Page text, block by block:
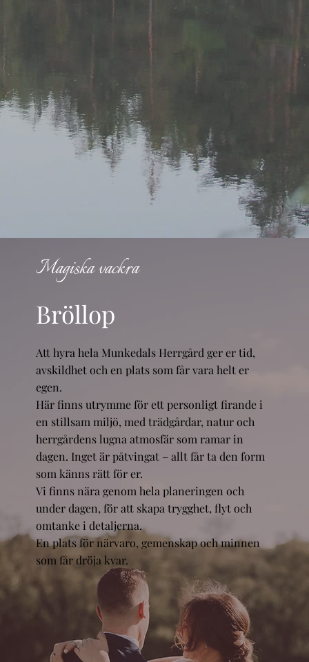
Magiska vackra
Bröllop
Att hyra hela Munkedals Herrgård ger er tid,
avskildhet och en plats som får vara helt er
egen.
Här finns utrymme för ett personligt firande i
en stillsam miljö, med trädgårdar, natur och
herrgårdens lugna atmosfär som ramar in
dagen. Inget är påtvingat – allt får ta den form
som känns rätt för er.
Vi finns nära genom hela planeringen och
under dagen, för att skapa trygghet, flyt och
omtanke i detaljerna.
En plats för närvaro, gemenskap och minnen
som får dröja kvar.